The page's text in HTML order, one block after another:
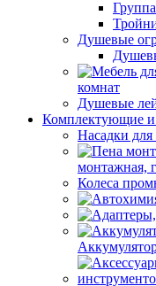
Душевые
комнат
Душевые
Комплектующие и
Насадки для
монтажная,
Колеса